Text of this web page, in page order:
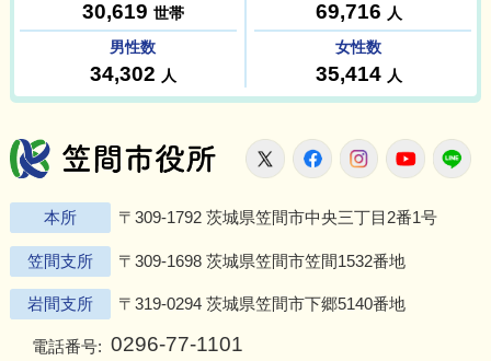
笠間市役所
X FacebookInstagram
本所 〒309-1792 茨城県笠間市中央三丁目2番1号
笠間支所 〒309-1698 茨城県笠間市笠間1532番地
岩間支所 〒319-0294 茨城県笠間市下郷5140番地
電話番号: 0296-77-1101